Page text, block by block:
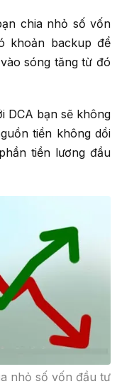
chia nhỏ số vốn
khoản backup để
sóng tăng từ đó
DCA bạn sẽ không
tiền không dồi
tiền lương đầu
nhỏ số vốn đầu tư